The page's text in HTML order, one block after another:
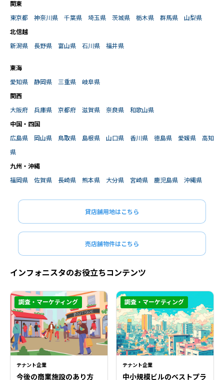
関東
東京都
神奈川県 千葉県 埼玉県 茨城県 栃木県 群馬県
山梨県
北信越
新潟県
長野県 富山県 石川県 福井県
東海
愛知県
静岡県 三重県
岐阜県
関西
大阪府
兵庫県 京都府 滋賀県 奈良県
和歌山県
中国・四国
広島県
岡山県 鳥取県 島根県 山口県 香川県 徳島県 愛媛県
高知
県
九州・沖縄
福岡県
佐賀県 長崎県 熊本県 大分県 宮崎県 鹿児島県 沖縄県
貸店舗用地はこちら
売店舗物件はこちら
インフォニスタのお役立ちコンテンツ
テナント企業
今後の商業施設のあり方
調査・マーケティング
テナント企業
中小規模ビルのベストプラ
調査・マーケティング